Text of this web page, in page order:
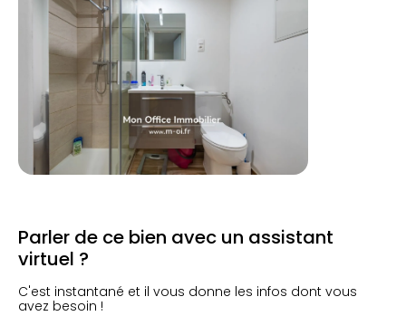
Parler de ce bien avec un assistant
virtuel ?
C'est instantané et il vous donne les infos dont vous
avez besoin !